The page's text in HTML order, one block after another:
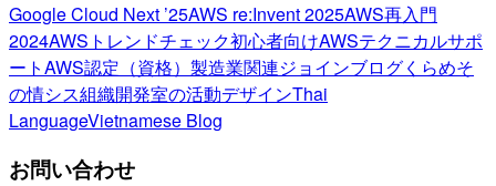
Google Cloud Next ’25AWS re:Invent 2025AWS再入門
2024AWSトレンドチェック初心者向けAWSテクニカルサポ
ートAWS認定（資格） 製造業関連ジョインブログくらめそ
の情シス組織開発室の活動デザインThai
LanguageVietnamese Blog
お問い合わせ